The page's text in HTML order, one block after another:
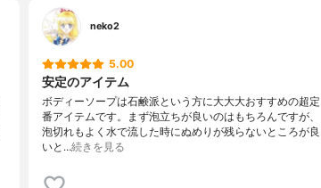
neko2
5.00
安定のアイテム
ボディーソープは石鹸派という方に大大大おすすめの超定
番アイテムです。まず泡立ちが良いのはもちろんですが、
泡切れもよく水で流した時にぬめりが残らないところが良
いと…続きを見る